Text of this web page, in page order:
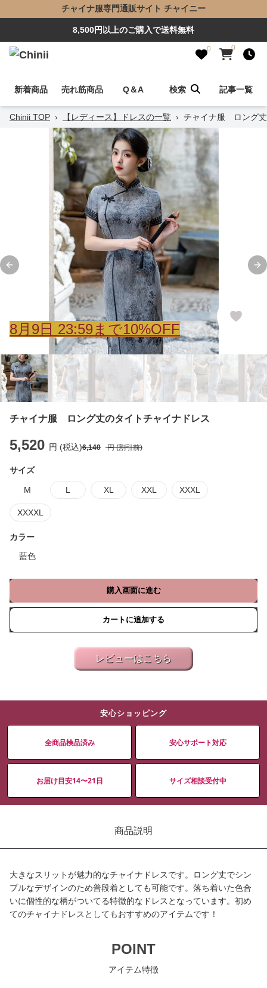
チャイナ服専門通販サイト チャイニー
8,500円以上のご購入で送料無料
0 0
新着商品 売れ筋商品 Q＆A 検索 記事一覧
Chinii TOP › 【レディース】ドレスの一覧 › チャイナ服 ロング
Previous slide
8月 9日 23:59まで10%OFF
チャイナ服 ロング丈のタイトチャイナドレス
5,520 円 (税込)6,140 円 (割引前)
サイズ
M L XL XXL XXXL
XXXXL
カラー
藍色
購入画面に進む
カートに追加する
レビューはこちら
安心ショッピング
全商品検品済み 安心サポート対応
お届け目安14〜21日 サイズ相談受付中
商品説明
大きなスリットが魅力的なチャイナドレスです。ロング丈でシン
プルなデザインのため普段着としても可能です。落ち着いた色合
いに個性的な柄がついてる特徴的なドレスとなっています。初め
てのチャイナドレスとしてもおすすめのアイテムです！
POINT
アイテム特徴